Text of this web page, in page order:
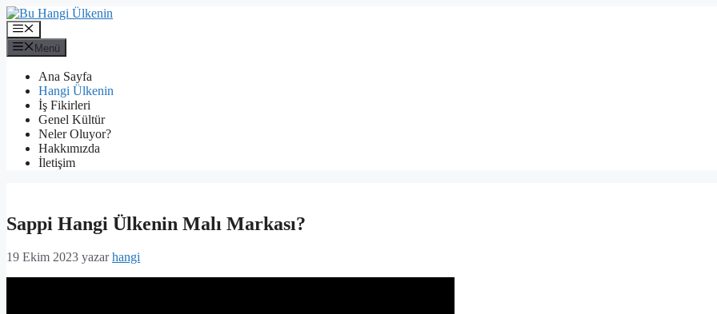
İçeriğe
atla
Menü
Menü
Ana Sayfa
Hangi Ülkenin
İş Fikirleri
Genel Kültür
Neler Oluyor?
Hakkımızda
İletişim
Sappi Hangi Ülkenin Malı Markası?
19 Ekim 2023 yazarhangi